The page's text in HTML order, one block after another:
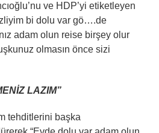
ve HDP’yi etiketleyen
bi dolu var gö….de
adam olun reise birşey olur
olmasın önce sizi
LAZIM”
tehditlerini başka